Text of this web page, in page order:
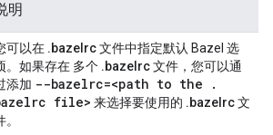
明
可以在 .bazelrc文件中指定默认 Bazel 选
。如果存在 多个 .bazelrc文件，您可以通
添加 --bazelrc=<path to the
.
file> 来选择要使用的 .bazelrc文
。